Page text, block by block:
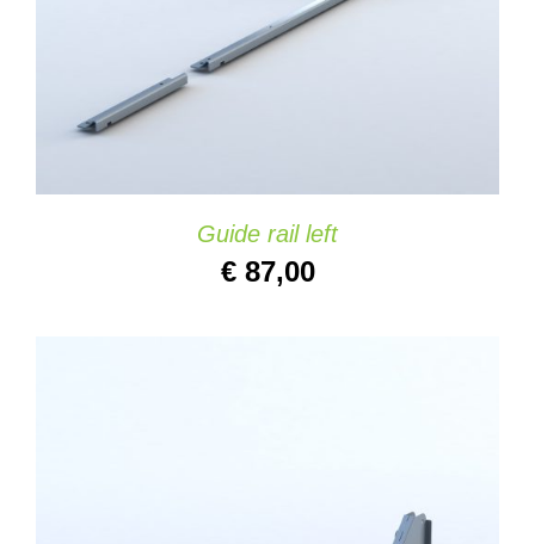
Guide rail left
€87,00